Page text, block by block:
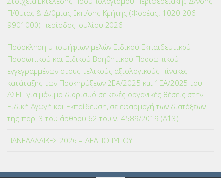
Π/θμιας & Δ/θμιας Εκπ/σης Κρήτης (Φορέας: 1020-206-
9901000) περίοδος Ιουλίου 2026
Πρόσκληση υποψήφιων μελών Ειδικού Εκπαιδευτικού
Προσωπικού και Ειδικού Βοηθητικού Προσωπικού
εγγεγραμμένων στους τελικούς αξιολογικούς πίνακες
κατάταξης των Προκηρύξεων 2ΕΑ/2025 και 1ΕΑ/2025 του
ΑΣΕΠ για μόνιμο διορισμό σε κενές οργανικές θέσεις στην
Ειδική Αγωγή και Εκπαίδευση, σε εφαρμογή των διατάξεων
της παρ. 3 του άρθρου 62 του ν. 4589/2019 (Α΄13)
ΠΑΝΕΛΛΑΔΙΚΕΣ 2026 – ΔΕΛΤΙΟ ΤΥΠΟΥ